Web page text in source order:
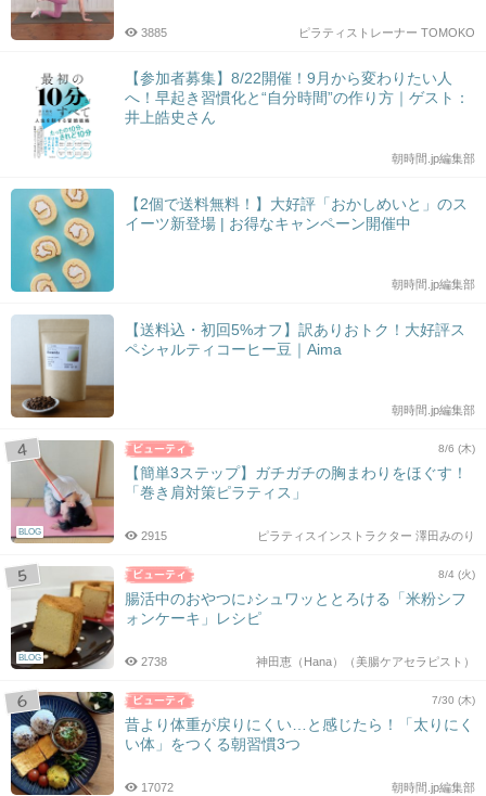
ピラティストレーナー TOMOKO
3885
【参加者募集】8/22開催！9月から変わりたい人
へ！早起き習慣化と“自分時間”の作り方｜ゲスト：
井上皓史さん
朝時間.jp編集部
【2個で送料無料！】大好評「おかしめいと」のス
イーツ新登場 | お得なキャンペーン開催中
朝時間.jp編集部
【送料込・初回5%オフ】訳ありおトク！大好評ス
ペシャルティコーヒー豆｜Aima
朝時間.jp編集部
BLOG
8/6 (木)
【簡単3ステップ】ガチガチの胸まわりをほぐす！
「巻き肩対策ピラティス」
ピラティスインストラクター 澤田みのり
2915
BLOG
8/4 (火)
腸活中のおやつに♪シュワッととろける「米粉シフ
ォンケーキ」レシピ
神田恵（Hana）（美腸ケアセラピスト）
2738
7/30 (木)
昔より体重が戻りにくい…と感じたら！「太りにく
い体」をつくる朝習慣3つ
朝時間.jp編集部
17072